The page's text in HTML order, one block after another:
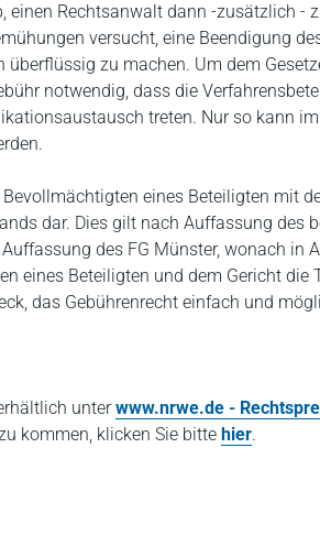
einen Rechtsanwalt dann -zusätzlich -
versucht, eine Beendigung
überflüssig zu machen. Um dem
notwendig, dass die
treten. Nur so kann
eines Beteiligten mit
dar. Dies gilt nach Auffassung des
des FG Münster, wonach in
eines Beteiligten und dem Gericht die
das Gebührenrecht einfach und
unterwww.nrwe.de -
kommen, klicken Sie bitte hier.